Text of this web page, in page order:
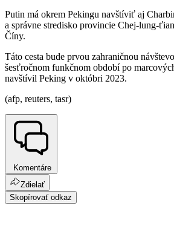
Putin má okrem Pekingu navštíviť aj
a správne stredisko provincie Chej-lung-
Číny.
Táto cesta bude prvou zahraničnou
šesťročnom funkčnom období po
navštívil Peking v októbri 2023.
(afp, reuters, tasr)
Komentáre
Zdielať
Skopírovať odkaz